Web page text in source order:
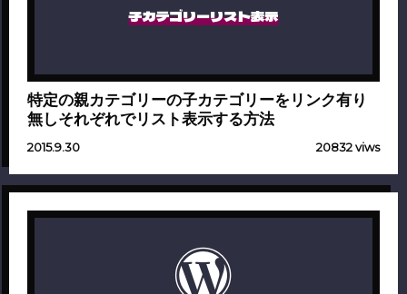
子カテゴリーリスト表示
特定の親カテゴリーの子カテゴリーをリンク有り
無しそれぞれでリスト表示する方法
2015.9.30 20832 viws